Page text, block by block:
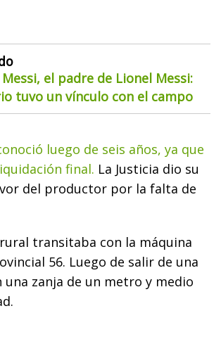
el padre de Lionel Messi:
tuvo un vínculo con el campo
luego de seis años, ya que
final. La Justicia dio su
del productor por la falta de
transitaba con la máquina
56. Luego de salir de una
una zanja de un metro y medio